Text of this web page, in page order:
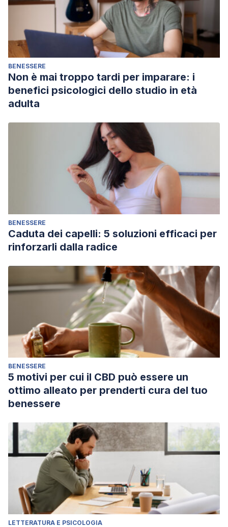
BENESSERE
Non è mai troppo tardi per imparare: i
benefici psicologici dello studio in età
adulta
BENESSERE
Caduta dei capelli: 5 soluzioni efficaci per
rinforzarli dalla radice
BENESSERE
5 motivi per cui il CBD può essere un
ottimo alleato per prenderti cura del tuo
benessere
LETTERATURA E PSICOLOGIA